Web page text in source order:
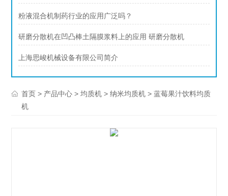
粉液混合机制药行业的应用广泛吗？
研磨分散机在凹凸棒土隔膜浆料上的应用 研磨分散机
上海思峻机械设备有限公司简介
首页 > 产品中心 >均质机 >纳米均质机 > 蓝莓果汁饮料均质
机